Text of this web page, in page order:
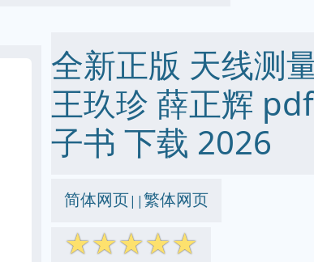
全新正版 天线测
王玖珍 薛正辉
子书 下载 2026
简体网页||繁体网页
☆☆☆☆☆